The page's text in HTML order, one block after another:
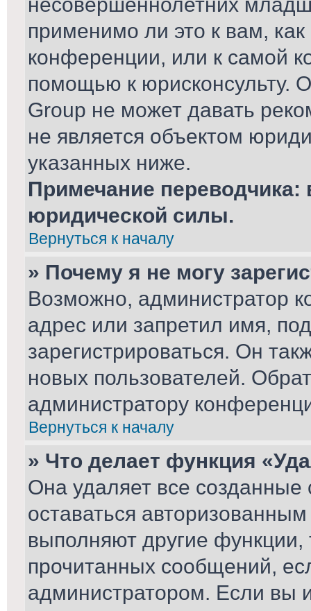
применимо ли это к вам,
конференции, или к самой
помощью к юрисконсульту.
Group не может давать
не является объектом
указанных ниже.
Примечание переводчика:
юридической силы.
Вернуться к началу
» Почему я не могу
Возможно, администратор
адрес или запретил имя,
зарегистрироваться. Он
новых пользователей.
администратору
Вернуться к началу
» Что делает функция
Она удаляет все
оставаться
выполняют другие функции,
прочитанных сообщений,
администратором. Если вы